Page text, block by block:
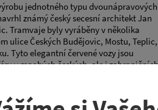
jednotného typu dvounápravových
známý český secesní architekt Jan
Tramvaje byly vyráběny v několika
ulice Českých Budějovic, Mostu, Teplic,
Tyto elegantní červené vozy jsou
v mnohých českých, ale i zahraničních
historických linek 42 a 43 nebo